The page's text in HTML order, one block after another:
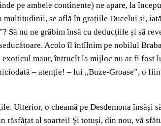
pe ambele continente) ne apare, la
se află în grațiile Ducelui și,
nu ne grăbim însă cu deducțiile și să
Acolo îl întîlnim pe nobilul
maur, întrucît la mijloc nu ar fi
– atenție! – lui „Buze-Groase”, o
o cheamă pe Desdemona însăși
răsfățat al soartei! Și totuși, din nou, vă